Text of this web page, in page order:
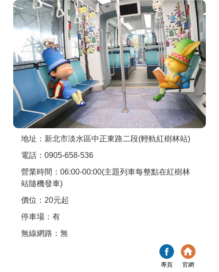
推薦景點
討論區
聯絡我們
APP下載
地址：新北市淡水區中正東路二段(輕軌紅樹林站)
電話：0905-658-536
營業時間：06:00-00:00(主題列車每整點在紅樹林
站隨機發車)
價位：20元起
停車場：有
無線網路：無
專頁 官網